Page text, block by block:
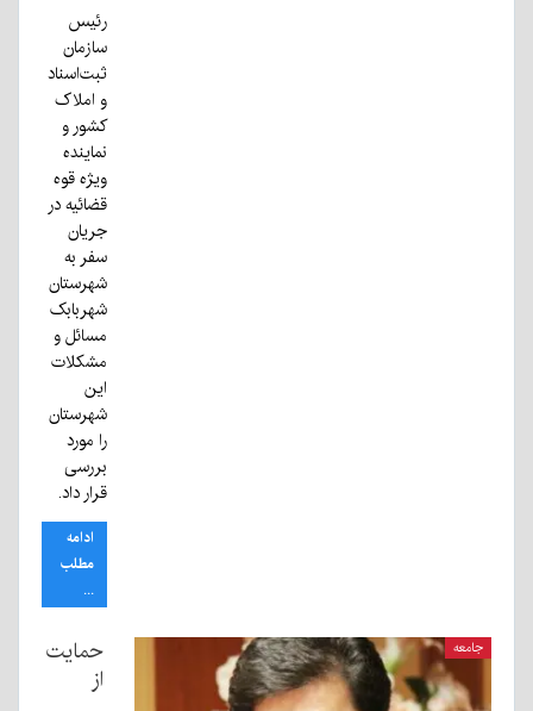
رئیس
سازمان
ثبت‌اسناد
و املاک
کشور و
نماینده
ویژه قوه
قضائیه در
جریان
سفر به
شهرستان
شهربابک
مسائل و
مشکلات
این
شهرستان
را مورد
بررسی
قرار داد.
ادامه
مطلب
...
جامعه
حمایت
از